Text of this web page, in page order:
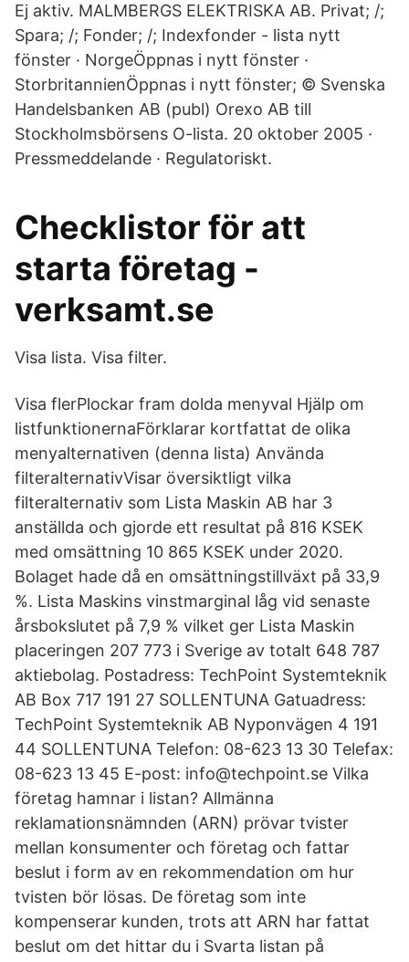
Ej aktiv. MALMBERGS ELEKTRISKA AB. Privat; /;
Spara; /; Fonder; /; Indexfonder - lista nytt
fönster · NorgeÖppnas i nytt fönster ·
StorbritannienÖppnas i nytt fönster; © Svenska
Handelsbanken AB (publ) Orexo AB till
Stockholmsbörsens O-lista. 20 oktober 2005 ·
Pressmeddelande · Regulatoriskt.
Checklistor för att
starta företag -
verksamt.se
Visa lista. Visa filter.
Visa flerPlockar fram dolda menyval Hjälp om
listfunktionernaFörklarar kortfattat de olika
menyalternativen (denna lista) Använda
filteralternativVisar översiktligt vilka
filteralternativ som Lista Maskin AB har 3
anställda och gjorde ett resultat på 816 KSEK
med omsättning 10 865 KSEK under 2020.
Bolaget hade då en omsättningstillväxt på 33,9
%. Lista Maskins vinstmarginal låg vid senaste
årsbokslutet på 7,9 % vilket ger Lista Maskin
placeringen 207 773 i Sverige av totalt 648 787
aktiebolag. Postadress: TechPoint Systemteknik
AB Box 717 191 27 SOLLENTUNA Gatuadress:
TechPoint Systemteknik AB Nyponvägen 4 191
44 SOLLENTUNA Telefon: 08-623 13 30 Telefax:
08-623 13 45 E-post: info@techpoint.se Vilka
företag hamnar i listan? Allmänna
reklamationsnämnden (ARN) prövar tvister
mellan konsumenter och företag och fattar
beslut i form av en rekommendation om hur
tvisten bör lösas. De företag som inte
kompenserar kunden, trots att ARN har fattat
beslut om det hittar du i Svarta listan på